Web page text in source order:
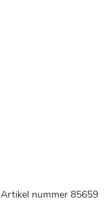
Artikel nummer 85659